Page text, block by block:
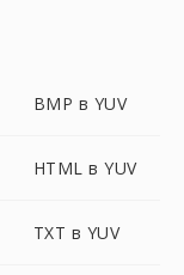
BMP в YUV
HTML в YUV
TXT в YUV